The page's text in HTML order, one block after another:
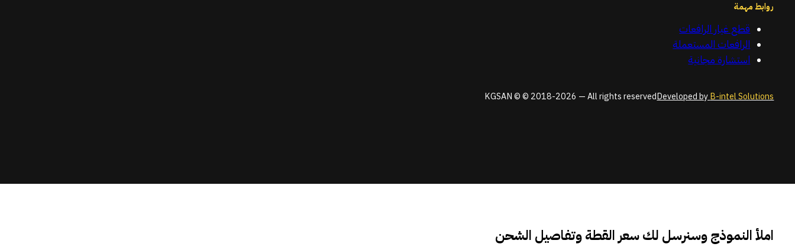
روابط مهمة
قطع غيار الرافعات
الرافعات المستعملة
استشارة مجانية
KGSAN © © 2018-2026 — All rights reservedDeveloped byB-intel Solutions
املأ النموذج وسنرسل لك سعر القطة وتفاصيل الشحن